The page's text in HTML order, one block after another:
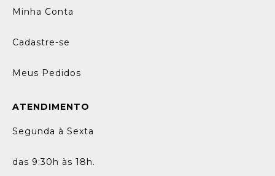
Minha Conta
Cadastre-se
Meus Pedidos
ATENDIMENTO
Segunda à Sexta
das 9:30h às 18h.